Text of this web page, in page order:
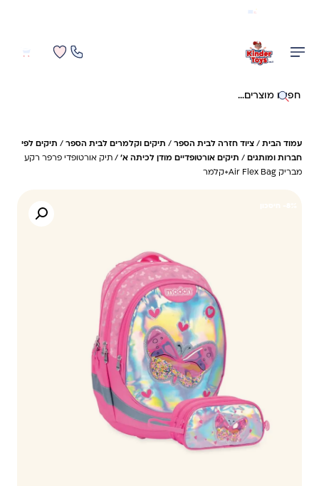
חיפוש באתר
עמוד הבית / ציוד חזרה לבית הספר / תיקים וקלמרים לבית הספר / תיקים לפי
חברות ומותגים / תיקים אורטופדיים מודן לכיתה א' / תיק אורטופדי פרפר רקע
מבריק Air Flex Bag+קלמר